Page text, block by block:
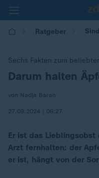
Ratgeber
Sechs Fakten zum
:Darum halten
von Nadja Baran
27.09.2024 | 06:27
Er ist das
Arzt fernhalten: der
er ist, hängt von der